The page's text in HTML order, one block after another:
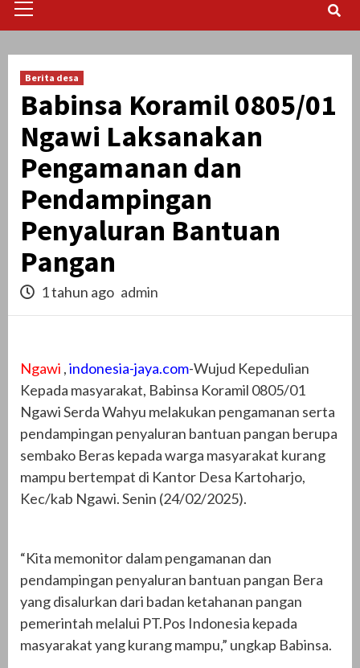
Menu
Berita desa
Babinsa Koramil 0805/01
Ngawi Laksanakan
Pengamanan dan
Pendampingan
Penyaluran Bantuan
Pangan
1 tahun ago admin
Ngawi ,indonesia-jaya.com-Wujud Kepedulian
Kepada masyarakat, Babinsa Koramil 0805/01
Ngawi Serda Wahyu melakukan pengamanan serta
pendampingan penyaluran bantuan pangan berupa
sembako Beras kepada warga masyarakat kurang
mampu bertempat di Kantor Desa Kartoharjo,
Kec/kab Ngawi. Senin (24/02/2025).
“Kita memonitor dalam pengamanan dan
pendampingan penyaluran bantuan pangan Bera
yang disalurkan dari badan ketahanan pangan
pemerintah melalui PT.Pos Indonesia kepada
masyarakat yang kurang mampu,” ungkap Babinsa.